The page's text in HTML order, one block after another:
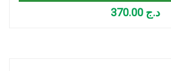
د.ج